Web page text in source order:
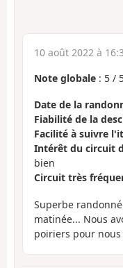
10 août 2022 à
Note globale : 5 /
Date de la
Fiabilité de la
Facilité à suivre
Intérêt du circuit
bien
Circuit très
Superbe
matinée... Nous
poiriers pour